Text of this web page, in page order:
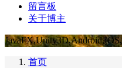
留言板
关于博主
首页